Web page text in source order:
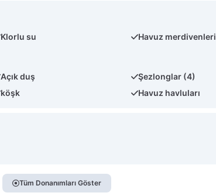
Klorlu su Havuz merdivenleri
Açık duş
Şezlonglar (4)
köşk Havuz havluları
Tüm Donanımları Göster